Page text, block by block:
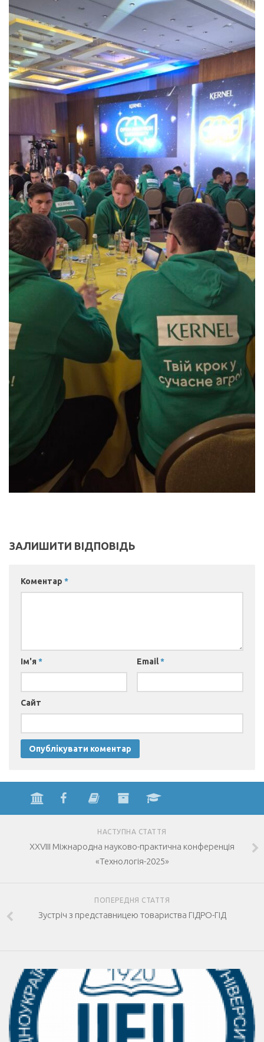
ЗАЛИШИТИ ВІДПОВІДЬ
Коментар *
Ім'я * Email*
Сайт
НАСТУПНА СТАТТЯ
XXVIII Міжнародна науково-практична конференція
«Технологія-2025»
ПОПЕРЕДНЯ СТАТТЯ
Зустріч з представницею товариства ГІДРО-ГІД